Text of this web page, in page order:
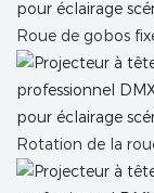
Roue de gobos
Rotation de la